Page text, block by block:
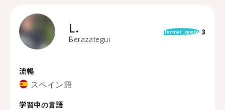
L.
Berazategui
format_quote 3
流暢
スペイン語
学習中の言語